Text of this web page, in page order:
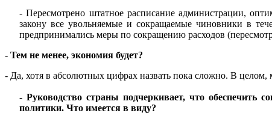
- Пересмотрено штатное расписание администрации,
закону все увольняемые и сокращаемые чиновники в
предпринимались меры по сокращению расходов
- Тем не менее, экономия будет?
- Да, хотя в абсолютных цифрах назвать пока сложно. В
- Руководство страны подчеркивает, что обеспечить
политики. Что имеется в виду?